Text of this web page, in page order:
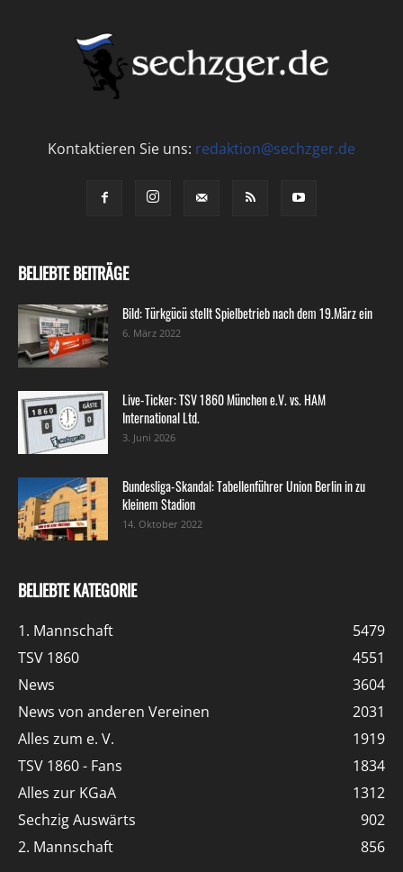
Kontaktieren Sie uns: redaktion@sechzger.de
BELIEBTE BEITRÄGE
Bild: Türkgücü stellt Spielbetrieb nach dem 19.März ein
6. März 2022
Live-Ticker: TSV 1860 München e.V. vs. HAM
International Ltd.
3. Juni 2026
Bundesliga-Skandal: Tabellenführer Union Berlin in zu
kleinem Stadion
14. Oktober 2022
BELIEBTE KATEGORIE
1. Mannschaft
5479
TSV 1860
4551
News
3604
News von anderen Vereinen
2031
Alles zum e. V.
1919
TSV 1860 - Fans
1834
Alles zur KGaA
1312
Sechzig Auswärts
902
2. Mannschaft
856